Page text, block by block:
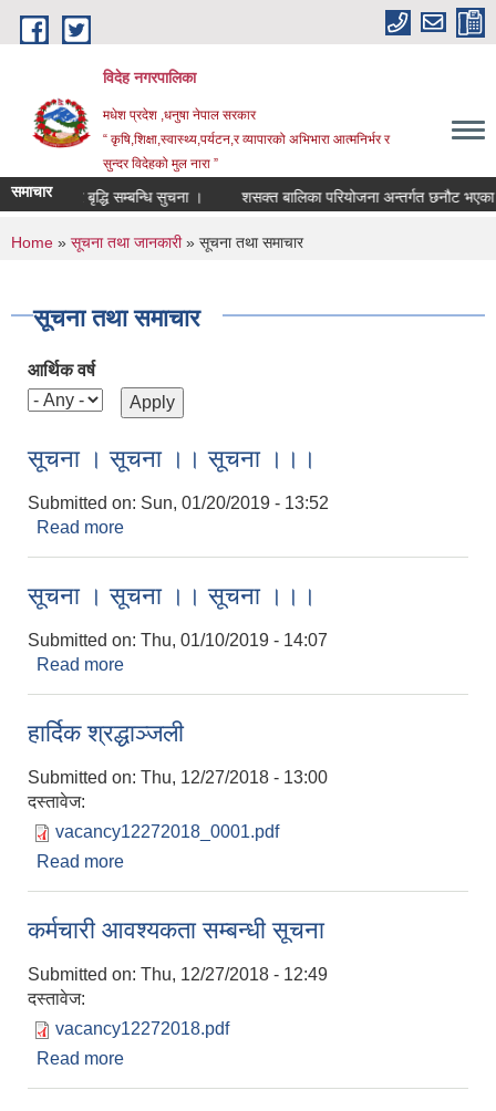
Skip to main content
विदेह नगरपालिका
मधेश प्रदेश ,धनुषा नेपाल सरकार
“ कृषि,शिक्षा,स्वास्थ्य,पर्यटन,र व्यापारको अभिभारा आत्मनिर्भर र
सुन्दर विदेहको मुल नारा ”
समाचार
तह/स्तर बृद्धि सम्बन्धि सुचना । शसक्त बालिका परियोजना अन्तर्गत छनौट भएका
You are here
Home » सूचना तथा जानकारी» सूचना तथा समाचार
सूचना तथा समाचार
आर्थिक वर्ष
सूचना । सूचना ।। सूचना ।।।
Submitted on: Sun, 01/20/2019 - 13:52
Read more
सूचना । सूचना ।। सूचना ।।।
Submitted on: Thu, 01/10/2019 - 14:07
Read more
हार्दिक श्रद्धाञ्जली
Submitted on: Thu, 12/27/2018 - 13:00
दस्तावेज:
vacancy12272018_0001.pdf
Read more
कर्मचारी आवश्यकता सम्बन्धी सूचना
Submitted on: Thu, 12/27/2018 - 12:49
दस्तावेज:
vacancy12272018.pdf
Read more